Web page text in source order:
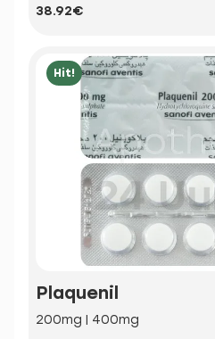
38.92€
Hit!
Plaquenil
200mg | 400mg